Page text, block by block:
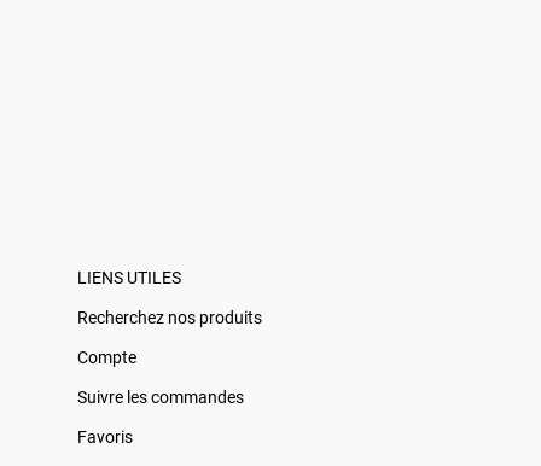
LIENS UTILES
Recherchez nos produits
Compte
Suivre les commandes
Favoris